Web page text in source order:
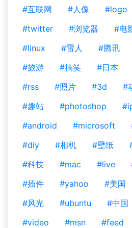
#互联网
#人像 #logo
#twitter
#浏览器 #电
#linux
#雷人 #腾讯
#旅游
#搞笑 #日本
#rss
#照片 #3d #
#趣站
#photoshop
#android
#microsoft
#diy
#相机 #壁纸
#科技
#mac #live
#插件
#yahoo #美国
#风光
#ubuntu #中国
#video
#msn #feed